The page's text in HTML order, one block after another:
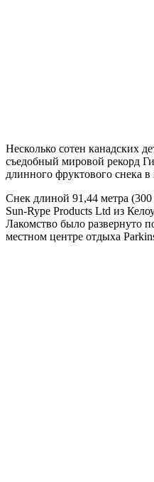
Несколько сотен канадских
съедобный мировой рекорд
длинного фруктового снека в
Снек длиной 91,44 метра
Sun-Rype Products Ltd из
Лакомство было развернуто
местном центре отдыха